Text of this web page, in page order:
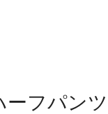
ーフパンツ